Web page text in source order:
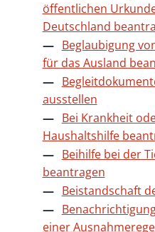
öffentlichen
Deutschland
Beglaubigung
für das Ausland
ausstellen
Bei Krankheit
Haushaltshilfe
Beihilfe bei der
beantragen
Beistandschaft
einer